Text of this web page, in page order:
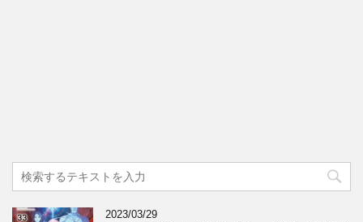
2023/03/29